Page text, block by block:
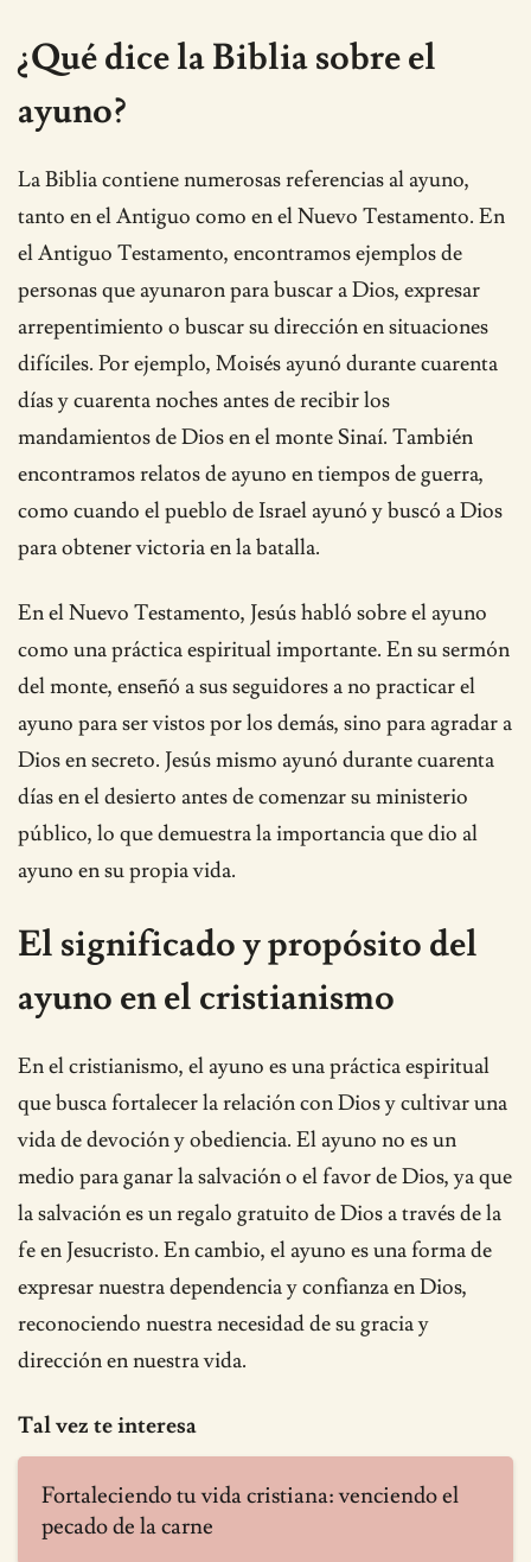
¿Qué dice la Biblia sobre el
ayuno?
La Biblia contiene numerosas referencias al ayuno,
tanto en el Antiguo como en el Nuevo Testamento. En
el Antiguo Testamento, encontramos ejemplos de
personas que ayunaron para buscar a Dios, expresar
arrepentimiento o buscar su dirección en situaciones
difíciles. Por ejemplo, Moisés ayunó durante cuarenta
días y cuarenta noches antes de recibir los
mandamientos de Dios en el monte Sinaí. También
encontramos relatos de ayuno en tiempos de guerra,
como cuando el pueblo de Israel ayunó y buscó a Dios
para obtener victoria en la batalla.
En el Nuevo Testamento, Jesús habló sobre el ayuno
como una práctica espiritual importante. En su sermón
del monte, enseñó a sus seguidores a no practicar el
ayuno para ser vistos por los demás, sino para agradar a
Dios en secreto. Jesús mismo ayunó durante cuarenta
días en el desierto antes de comenzar su ministerio
público, lo que demuestra la importancia que dio al
ayuno en su propia vida.
El significado y propósito del
ayuno en el cristianismo
En el cristianismo, el ayuno es una práctica espiritual
que busca fortalecer la relación con Dios y cultivar una
vida de devoción y obediencia. El ayuno no es un
medio para ganar la salvación o el favor de Dios, ya que
la salvación es un regalo gratuito de Dios a través de la
fe en Jesucristo. En cambio, el ayuno es una forma de
expresar nuestra dependencia y confianza en Dios,
reconociendo nuestra necesidad de su gracia y
dirección en nuestra vida.
Tal vez te interesa
Fortaleciendo tu vida cristiana: venciendo el
pecado de la carne